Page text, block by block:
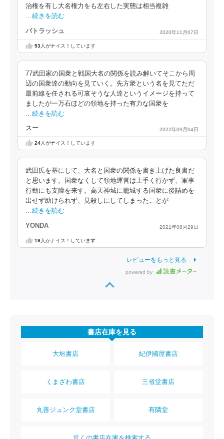
治権を有し大名権力をも左右した実態は相当複雑
…続きを読む
パトラッシュ 2020年11月07日
53人がナイス！しています
77武田家の国衆と戦国大名の関係を読み解いてそこから周
辺の国衆達の動向を見ていく。先方衆という名を見てただ
最前線を任される可哀そうな人達というイメージを持って
ましたが一万石ほどの領地を持った有力な国衆を
…続きを読む
スー 2022年09月04日
24人がナイス！しています
武田氏を基にして、大名と国衆の関係を書き上げた良書だ
と思います。国衆なくして領地運営は上手く行かず、軍事
行動にも支障を来す。高天神城に籠城する国衆に後詰めを
出せず助けられず、見殺しにしてしまったことが
…続きを読む
YONDA 2021年08月29日
19人がナイス！しています
レビューをもっと見る
powered by
書店在庫を見る
大垣書店 紀伊國屋書店
くまざわ書店 三省堂書店
丸善ジュンク堂書店 有隣堂